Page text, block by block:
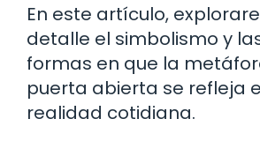
En este artículo,
detalle el simbolismo y
formas en que la
puerta abierta se refleja
realidad cotidiana.